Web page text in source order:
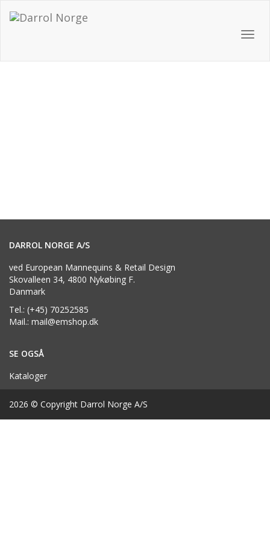
DARROL NORGE A/S
ved European Mannequins & Retail Design
Skovalleen 34, 4800 Nykøbing F.
Danmark
Tel.: (+45) 70252585
Mail.: mail@emshop.dk
SE OGSÅ
Kataloger
2026 © Copyright Darrol Norge A/S